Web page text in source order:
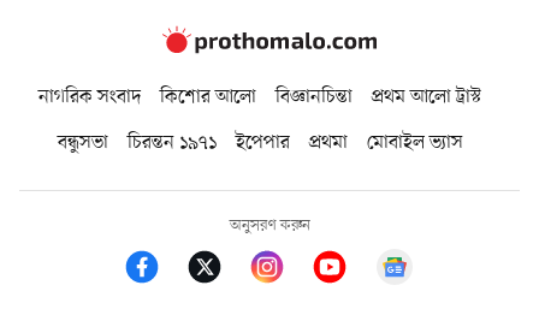
নাগরিক সংবাদ কিশোর আলো বিজ্ঞানচিন্তা
প্রথম আলো ট্রাস্ট
বন্ধুসভা
চিরন্তন ১৯৭১ ইপেপার প্রথমা মোবাইল ভ্যাস
অনুসরণ করুন